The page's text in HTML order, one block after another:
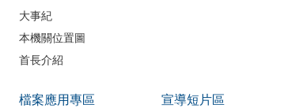
大事紀
本機關位置圖
首長介紹
檔案應用專區 宣導短片區